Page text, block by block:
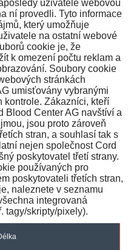
uživatelé webovou
ní provedli. Tyto informace
který umožňuje
na ostatní webové
cookie je, že
k omezení počtu reklam a
Soubory cookie
stránkách
umisťovány vybranými
kontrole. Zákazníci, kteří
Blood Center AG navštíví a
jsou proto zároveň
stran, a souhlasí tak s
nejen společnost Cord
poskytovatel třetí strany.
používaných pro
poskytovateli třetích stran,
naleznete v seznamu
integrovaná
tagy/skripty/pixely).